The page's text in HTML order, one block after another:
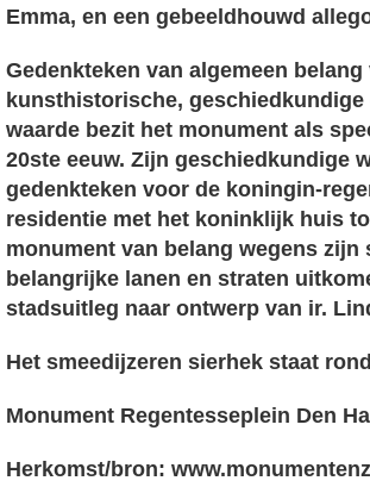
Emma, en een gebeeldhouwd
Gedenkteken van algemeen
kunsthistorische,
waarde bezit het monument als
20ste eeuw. Zijn geschiedkundige
gedenkteken voor de koningin-
residentie met het koninklijk huis
monument van belang wegens
belangrijke lanen en straten
stadsuitleg naar ontwerp van ir.
Het smeedijzeren sierhek staat
Monument Regentesseplein Den
Herkomst/bron: